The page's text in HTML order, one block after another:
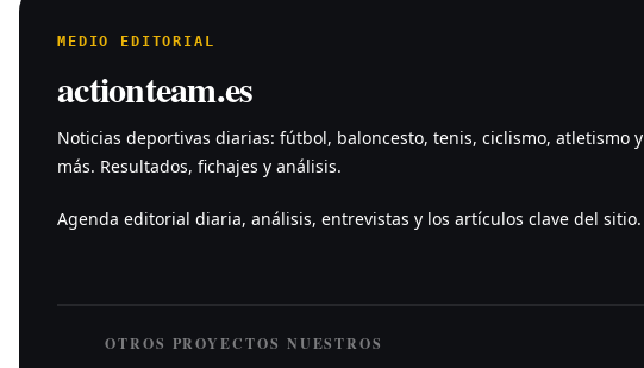
MEDIO EDITORIAL
actionteam.es
Noticias deportivas diarias: fútbol, baloncesto, tenis, ciclismo, atletismo y
más. Resultados, fichajes y análisis.
Agenda editorial diaria, análisis, entrevistas y los artículos clave del sitio.
OTROS PROYECTOS NUESTROS